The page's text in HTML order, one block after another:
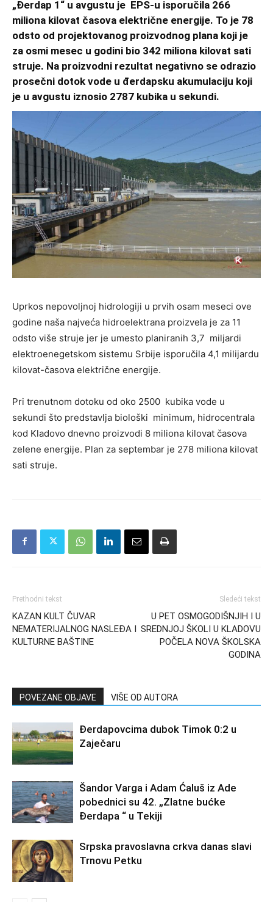
„Đerdap 1“ u avgustu je EPS-u isporučila 266
miliona kilovat časova električne energije. To je 78
odsto od projektovanog proizvodnog plana koji je
za osmi mesec u godini bio 342 miliona kilovat sati
struje. Na proizvodni rezultat negativno se odrazio
prosečni dotok vode u đerdapsku akumulaciju koji
je u avgustu iznosio 2787 kubika u sekundi.
Uprkos nepovoljnoj hidrologiji u prvih osam meseci ove
godine naša najveća hidroelektrana proizvela je za 11
odsto više struje jer je umesto planiranih 3,7 miljardi
elektroenegetskom sistemu Srbije isporučila 4,1 milijardu
kilovat-časova električne energije.
Pri trenutnom dotoku od oko 2500 kubika vode u
sekundi što predstavlja biološki minimum, hidrocentrala
kod Kladovo dnevno proizvodi 8 miliona kilovat časova
zelene energije. Plan za septembar je 278 miliona kilovat
sati struje.
Prethodni tekst
KAZAN KULT ČUVAR
NEMATERIJALNOG NASLEĐA I
KULTURNE BAŠTINE
Sledeći tekst
U PET OSMOGODIŠNJIH I U
SREDNJOJ ŠKOLI U KLADOVU
POČELA NOVA ŠKOLSKA
GODINA
POVEZANE OBJAVE VIŠE OD AUTORA
Đerdapovcima dubok Timok 0:2 u
Zaječaru
Šandor Varga i Adam Ćaluš iz Ade
pobednici su 42. „Zlatne bućke
Đerdapa “ u Tekiji
Srpska pravoslavna crkva danas slavi
Trnovu Petku